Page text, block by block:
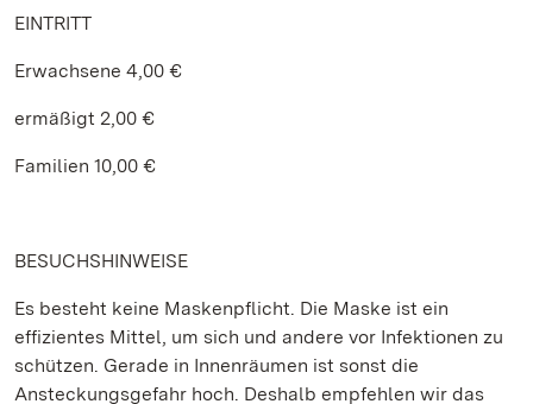
EINTRITT
Erwachsene 4,00 €
ermäßigt 2,00 €
Familien 10,00 €
BESUCHSHINWEISE
Es besteht keine Maskenpflicht. Die Maske ist ein
effizientes Mittel, um sich und andere vor Infektionen zu
schützen. Gerade in Innenräumen ist sonst die
Ansteckungsgefahr hoch. Deshalb empfehlen wir das